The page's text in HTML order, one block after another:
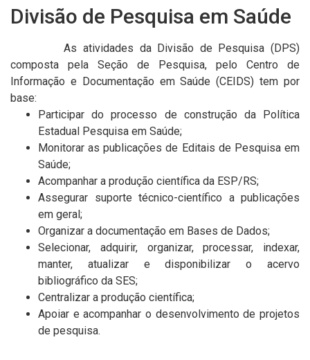
busca
Divisão de Pesquisa em Saúde
As atividades da Divisão de Pesquisa (DPS)
composta pela Seção de Pesquisa, pelo Centro de
Informação e Documentação em Saúde (CEIDS) tem por
base:
Participar do processo de construção da Política
Estadual Pesquisa em Saúde;
Monitorar as publicações de Editais de Pesquisa em
Saúde;
Acompanhar a produção científica da ESP/RS;
Assegurar suporte técnico-científico a publicações
em geral;
Organizar a documentação em Bases de Dados;
Selecionar, adquirir, organizar, processar, indexar,
manter, atualizar e disponibilizar o acervo
bibliográfico da SES;
Centralizar a produção científica;
Apoiar e acompanhar o desenvolvimento de projetos
de pesquisa.